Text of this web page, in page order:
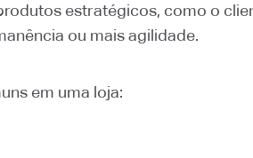
estratégicos, como o
ou mais agilidade.
em uma loja: